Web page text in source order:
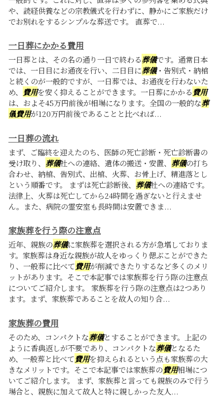
や、読経供養などの宗教儀式を行わずに、静かにご家族だけ
でお別れをするシンプルな葬送です。 直葬で...
一日葬にかかる費用
一日葬とは、その名の通り一日で終わる葬儀です。通常日本
では、一日目にお通夜を行い、二日目に葬儀・告別式・納棺
と続くのが一般的ですが、一日葬では、お通夜を行わないた
め、 費用を安く抑えることができます。一日葬にかかる費用
は、およそ45万円前後が相場になります。全国の一般的な葬
儀費用が120万円前後であることと比べれば...
一日葬の流れ
まず、ご臨終を迎えたのち、医師の死亡診断・死亡診断書の
受け取り、 葬儀社への連絡、遺体の搬送・安置、 葬儀の打ち
合わせ、納棺、告別式、出棺、火葬、お骨上げ、精進落とし
という順番です。 まずは死亡診断後、 葬儀社への連絡です。
法律上、火葬は死亡してから24時間を過ぎないと行えませ
ん。また、病院の霊安室も長時間は安置できま...
家族葬を行う際の注意点
近年、親族の葬儀に家族葬を選択される方が急増しておりま
す。家族葬は身近な親族が故人をゆっくり偲ぶことができた
り、一般葬に比べて費用が削減できたりするなど多くのメリ
ットがあります。そこで本記事では家族葬を行う際の注意点
についてご紹介します。 家族葬を行う際の注意点は2つあり
ます。まず、家族葬であることを故人の知り合...
家族葬の費用
そのため、コンパクトな葬儀とすることができます。上記の
ように香典返しが不要であり、コンパクトな葬儀となるた
め、一般葬と比べて費用を抑えられるという点も家族葬の大
きなメリットです。そこで本記事では家族葬の費用相場につ
いてご紹介します。 まず、家族葬と言っても親族のみで行う
場合と、親族に加えて故人と特に親しかった友人...